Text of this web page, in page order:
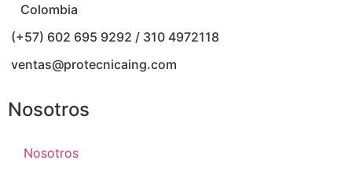
Colombia
(+57) 602 695 9292 / 310 4972118
ventas@protecnicaing.com
Nosotros
Nosotros